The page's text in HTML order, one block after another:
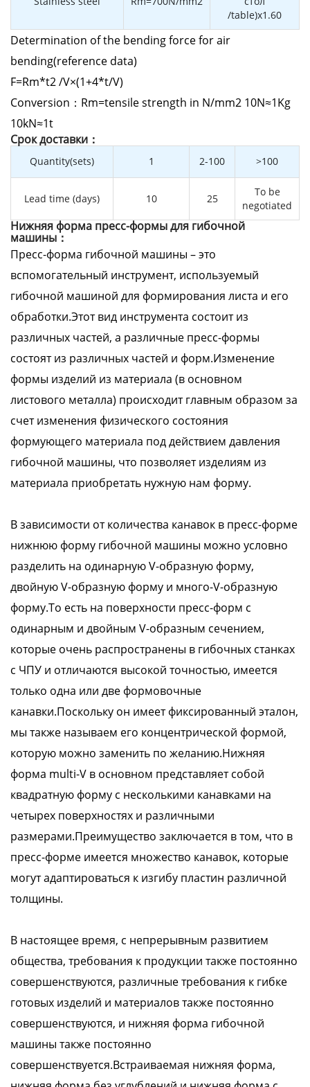
/table)x1.60
Determination of the bending force for air
bending(reference data)
F=Rm*t2 /V×(1+4*t/V)
Conversion：Rm=tensile strength in N/mm2 10N≈1Kg
10kN≈1t
Cрок доставки：
Quantity(sets) 1 2-100 >100
Lead time (days) 10 25
To be
negotiated
Нижняя форма пресс-формы для гибочной
машины：
Пресс-форма гибочной машины – это
вспомогательный инструмент, используемый
гибочной машиной для формирования листа и его
обработки.Этот вид инструмента состоит из
различных частей, а различные пресс-формы
состоят из различных частей и форм.Изменение
формы изделий из материала (в основном
листового металла) происходит главным образом за
счет изменения физического состояния
формующего материала под действием давления
гибочной машины, что позволяет изделиям из
материала приобретать нужную нам форму.
В зависимости от количества канавок в пресс-форме
нижнюю форму гибочной машины можно условно
разделить на одинарную V-образную форму,
двойную V-образную форму и много-V-образную
форму.То есть на поверхности пресс-форм с
одинарным и двойным V-образным сечением,
которые очень распространены в гибочных станках
с ЧПУ и отличаются высокой точностью, имеется
только одна или две формовочные
канавки.Поскольку он имеет фиксированный эталон,
мы также называем его концентрической формой,
которую можно заменить по желанию.Нижняя
форма multi-V в основном представляет собой
квадратную форму с несколькими канавками на
четырех поверхностях и различными
размерами.Преимущество заключается в том, что в
пресс-форме имеется множество канавок, которые
могут адаптироваться к изгибу пластин различной
толщины.
В настоящее время, с непрерывным развитием
общества, требования к продукции также постоянно
совершенствуются, различные требования к гибке
готовых изделий и материалов также постоянно
совершенствуются, и нижняя форма гибочной
машины также постоянно
совершенствуется.Встраиваемая нижняя форма,